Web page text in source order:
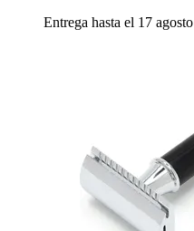
Entrega hasta el 17 agosto